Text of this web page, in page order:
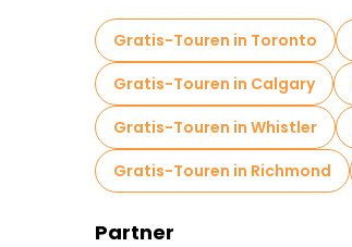
Gratis-Touren in Toronto
Gratis-Touren in Calgary
Gratis-Touren in Whistler
Gratis-Touren in Richmond
Partner